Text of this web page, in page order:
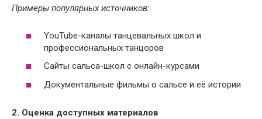
Примеры популярных источников:
YouTube-каналы танцевальных школ и
профессиональных танцоров
Сайты сальса-школ с онлайн-курсами
Документальные фильмы о сальсе и её истории
2. Оценка доступных материалов